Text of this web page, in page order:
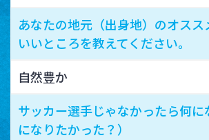
あなたの地元（出身地）のオス
いいところを教えてください。
自然豊か
サッカー選手じゃなかったら何に
になりたかった？）